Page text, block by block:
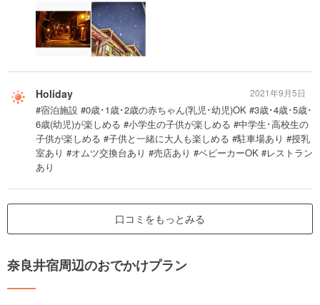
Holiday
#宿泊施設 #0歳･1歳･2歳の赤ちゃん(乳児･幼児)OK #3歳･4歳･5歳･
6歳(幼児)が楽しめる #小学生の子供が楽しめる #中学生･高校生の
子供が楽しめる #子供と一緒に大人も楽しめる #駐車場あり #授乳
室あり #オムツ交換台あり #売店あり #ベビーカーOK #レストラン
あり
2021年9月5日
口コミをもっとみる
奈良井宿周辺のおでかけプラン